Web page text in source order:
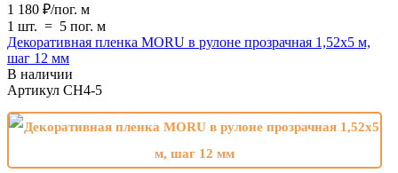
1 180 ₽/пог. м
1 шт. = 5 пог. м
Декоративная пленка MORU в рулоне прозрачная 1,52х5 м,
шаг 12 мм
В наличии
Артикул CH4-5